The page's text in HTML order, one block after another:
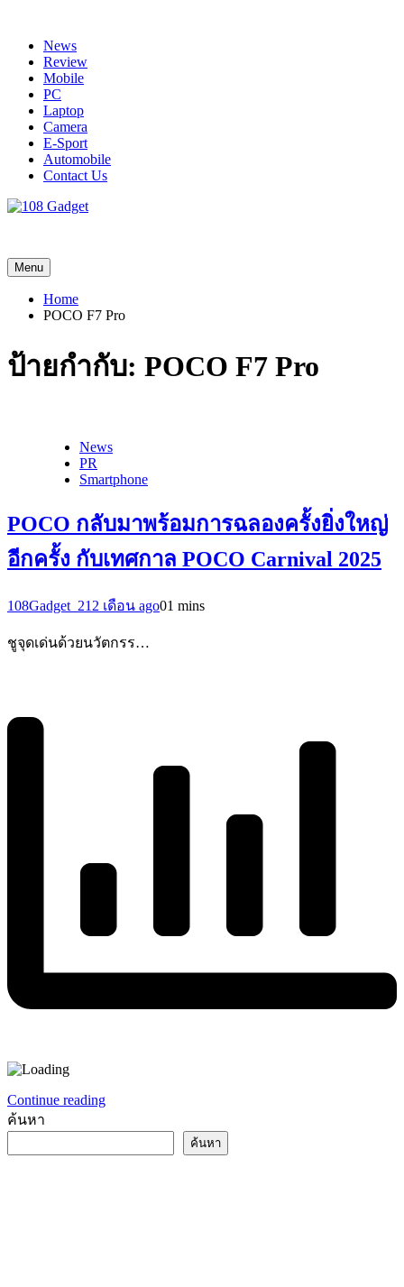
contentNews
Review
Mobile
PC
Laptop
Camera
E-Sport
Automobile
Contact Us
Menu
Home
POCO F7 Pro
ป้ายกำกับ: POCO F7 Pro
News
PR
Smartphone
POCO กลับมาพร้อมการฉลองครั้งยิ่งใหญ่
อีกครั้ง กับเทศกาล POCO Carnival 2025
108Gadget_212 เดือน ago01 mins
ชูจุดเด่นด้วยนวัตกรร…
Continue reading
ค้นหา
ค้นหา